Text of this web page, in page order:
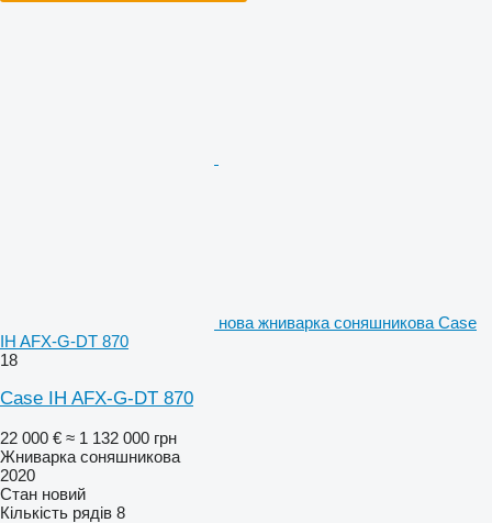
нова жниварка соняшникова Case
IH AFX-G-DT 870
18
Case IH AFX-G-DT 870
22 000 € ≈ 1 132 000 грн
Жниварка соняшникова
2020
Стан новий
Кількість рядів 8